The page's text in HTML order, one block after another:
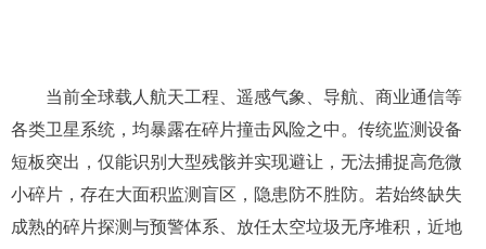
当前全球载人航天工程、遥感气象、导航、商业通信等
各类卫星系统，均暴露在碎片撞击风险之中。传统监测设备
短板突出，仅能识别大型残骸并实现避让，无法捕捉高危微
小碎片，存在大面积监测盲区，隐患防不胜防。若始终缺失
成熟的碎片探测与预警体系、放任太空垃圾无序堆积，近地